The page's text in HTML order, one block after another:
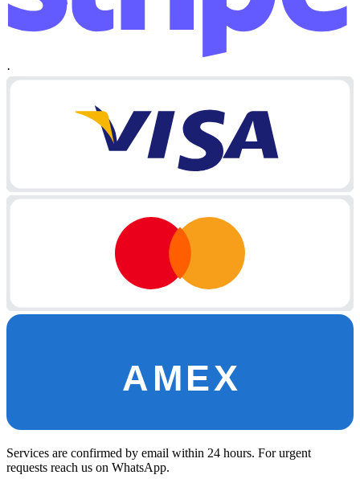
·
AMEX
Services are confirmed by email within 24 hours. For urgent
requests reach us on WhatsApp.